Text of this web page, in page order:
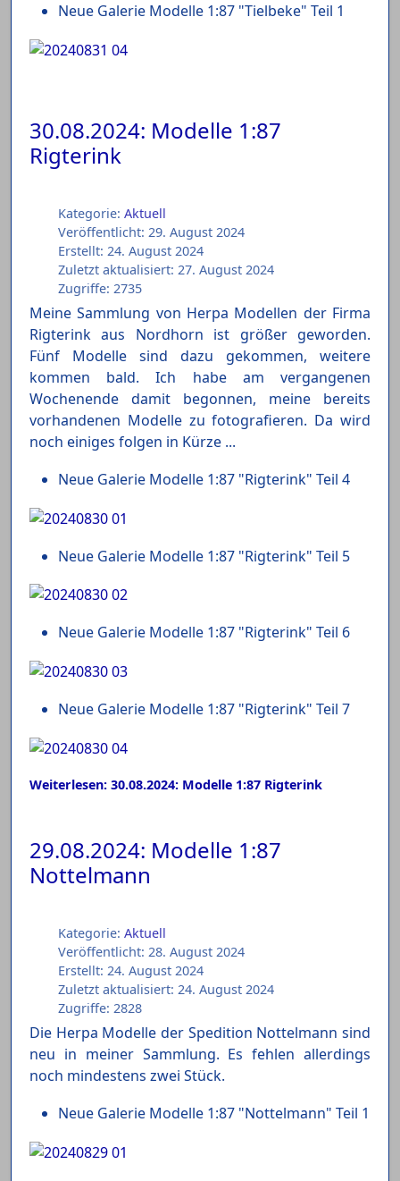
Neue Galerie Modelle 1:87 "Tielbeke" Teil 1
30.08.2024: Modelle 1:87
Rigterink
Kategorie: Aktuell
Veröffentlicht: 29. August 2024
Erstellt: 24. August 2024
Zuletzt aktualisiert: 27. August 2024
Zugriffe: 2735
Meine Sammlung von Herpa Modellen der Firma
Rigterink aus Nordhorn ist größer geworden.
Fünf Modelle sind dazu gekommen, weitere
kommen bald. Ich habe am vergangenen
Wochenende damit begonnen, meine bereits
vorhandenen Modelle zu fotografieren. Da wird
noch einiges folgen in Kürze ...
Neue Galerie Modelle 1:87 "Rigterink" Teil 4
Neue Galerie Modelle 1:87 "Rigterink" Teil 5
Neue Galerie Modelle 1:87 "Rigterink" Teil 6
Neue Galerie Modelle 1:87 "Rigterink" Teil 7
Weiterlesen: 30.08.2024: Modelle 1:87 Rigterink
29.08.2024: Modelle 1:87
Nottelmann
Kategorie: Aktuell
Veröffentlicht: 28. August 2024
Erstellt: 24. August 2024
Zuletzt aktualisiert: 24. August 2024
Zugriffe: 2828
Die Herpa Modelle der Spedition Nottelmann sind
neu in meiner Sammlung. Es fehlen allerdings
noch mindestens zwei Stück.
Neue Galerie Modelle 1:87 "Nottelmann" Teil 1